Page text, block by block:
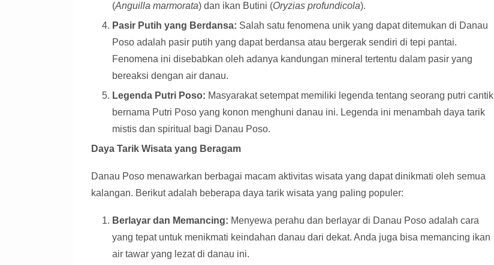
(Anguilla marmorata) dan ikan Butini (Oryzias profundicola).
Pasir Putih yang Berdansa: Salah satu fenomena unik yang dapat ditemukan di Danau
Poso adalah pasir putih yang dapat berdansa atau bergerak sendiri di tepi pantai.
Fenomena ini disebabkan oleh adanya kandungan mineral tertentu dalam pasir yang
bereaksi dengan air danau.
Legenda Putri Poso: Masyarakat setempat memiliki legenda tentang seorang putri cantik
bernama Putri Poso yang konon menghuni danau ini. Legenda ini menambah daya tarik
mistis dan spiritual bagi Danau Poso.
Daya Tarik Wisata yang Beragam
Danau Poso menawarkan berbagai macam aktivitas wisata yang dapat dinikmati oleh semua
kalangan. Berikut adalah beberapa daya tarik wisata yang paling populer:
Berlayar dan Memancing: Menyewa perahu dan berlayar di Danau Poso adalah cara
yang tepat untuk menikmati keindahan danau dari dekat. Anda juga bisa memancing ikan
air tawar yang lezat di danau ini.